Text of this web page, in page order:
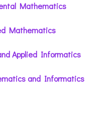
Mathematics
Mathematics
Applied Informatics
and Informatics